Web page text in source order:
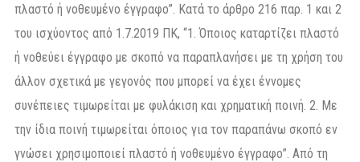
πλαστό ή νοθευμένο έγγραφο”. Κατά το άρθρο 216 παρ. 1 και 2
του ισχύοντος από 1.7.2019 ΠΚ, “1. Όποιος καταρτίζει πλαστό
ή νοθεύει έγγραφο με σκοπό να παραπλανήσει με τη χρήση του
άλλον σχετικά με γεγονός που μπορεί να έχει έννομες
συνέπειες τιμωρείται με φυλάκιση και χρηματική ποινή. 2. Με
την ίδια ποινή τιμωρείται όποιος για τον παραπάνω σκοπό εν
γνώσει χρησιμοποιεί πλαστό ή νοθευμένο έγγραφο”. Από τη